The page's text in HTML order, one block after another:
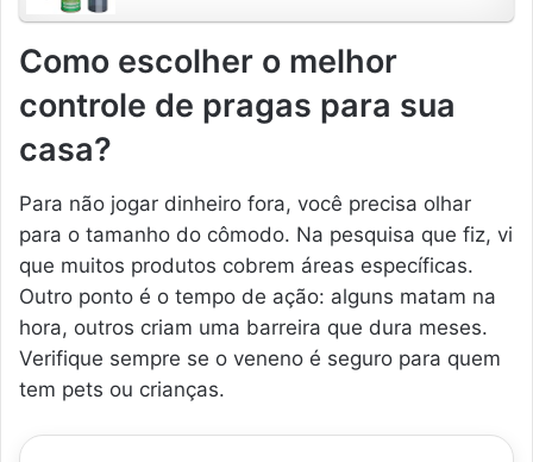
Como escolher o melhor
controle de pragas para sua
casa?
Para não jogar dinheiro fora, você precisa olhar
para o tamanho do cômodo. Na pesquisa que fiz, vi
que muitos produtos cobrem áreas específicas.
Outro ponto é o tempo de ação: alguns matam na
hora, outros criam uma barreira que dura meses.
Verifique sempre se o veneno é seguro para quem
tem pets ou crianças.